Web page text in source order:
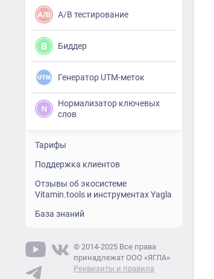
A/B тестирование
Биддер
Генератор UTM-меток
Нормализатор ключевых
слов
Тарифы
Поддержка клиентов
Отзывы об экосистеме
Vitamin.tools и инструментах Yagla
База знаний
© 2014-2025 Все права
принадлежат ООО «ЯГЛА»
Реквизиты и правила